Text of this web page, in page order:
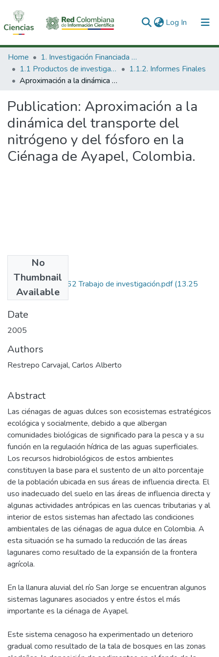
Log In (current)
Communities & Collections
All of DSpace
Home
1. Investigación Financiada con Recursos Públicos
1.1 Productos de investigación
1.1.2. Informes Finales
Aproximación a la dinámica del transporte del nitrógeno y del fósforo en la Ciénaga de Ayapel, Colombia.
Publication: Aproximación a la
dinámica del transporte del
nitrógeno y del fósforo en la
Ciénaga de Ayapel, Colombia.
No
Thumbnail
Available
1115-13-13962 Trabajo de investigación.pdf(13.25
MB)
Date
2005
Authors
Restrepo Carvajal, Carlos Alberto
Abstract
Las ciénagas de aguas dulces son ecosistemas estratégicos
ecológica y socialmente, debido a que albergan
comunidades biológicas de significado para la pesca y a su
función en la regulación hídrica de las aguas superficiales.
Los recursos hidrobiológicos de estos ambientes
constituyen la base para el sustento de un alto porcentaje
de la población ubicada en sus áreas de influencia directa. El
uso inadecuado del suelo en las áreas de influencia directa y
algunas actividades antrópicas en las cuencas tributarias y al
interior de estos sistemas han afectado las condiciones
ambientales de las ciénagas de agua dulce en Colombia. A
esta situación se ha sumado la reducción de las áreas
lagunares como resultado de la expansión de la frontera
agrícola.
En la llanura aluvial del río San Jorge se encuentran algunos
sistemas lagunares asociados y entre éstos el más
importante es la ciénaga de Ayapel.
Este sistema cenagoso ha experimentado un deterioro
gradual como resultado de la tala de bosques en las zonas